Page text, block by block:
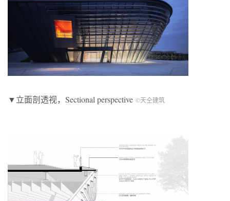
▼立面剖透视，Sectional perspective ©天仝建筑